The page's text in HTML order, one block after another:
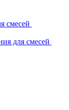
смесей
для смесей